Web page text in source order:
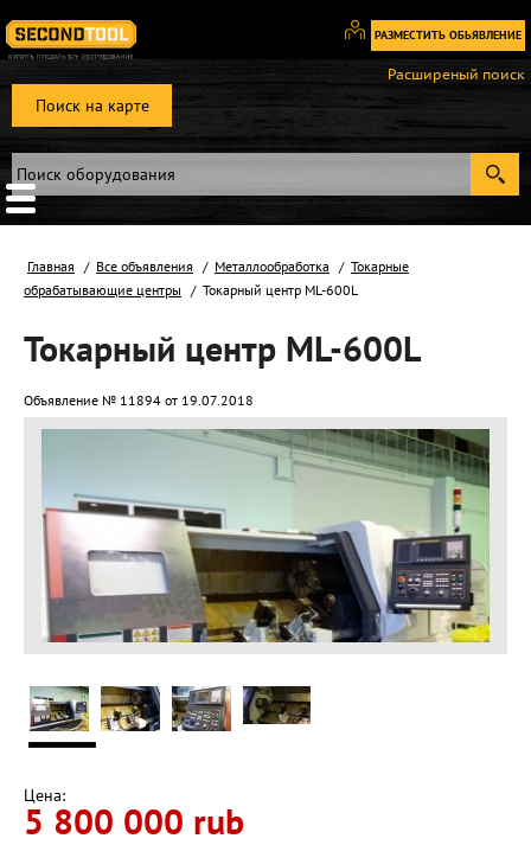
РАЗМЕСТИТЬ ОБЬЯВЛЕНИЕ
Вход
Регистрация
Поиск на карте
Расширеный поиск
Главная Все объявления Металлообработка
Токарные
обрабатывающие центры
Токарный центр ML-600L
Токарный центр ML-600L
Объявление № 11894 от 19.07.2018
Цена:
5 800 000 rub